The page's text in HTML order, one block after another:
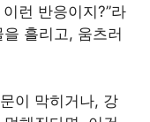
런 반응이지?”라
흘리고, 움츠러
이 막히거나, 강